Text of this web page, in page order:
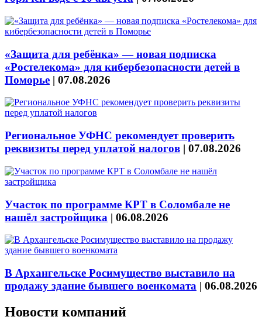
«Защита для ребёнка» — новая подписка
«Ростелекома» для кибербезопасности детей в
Поморье | 07.08.2026
Региональное УФНС рекомендует проверить
реквизиты перед уплатой налогов | 07.08.2026
Участок по программе КРТ в Соломбале не
нашёл застройщика | 06.08.2026
В Архангельске Росимущество выставило на
продажу здание бывшего военкомата | 06.08.2026
Новости компаний